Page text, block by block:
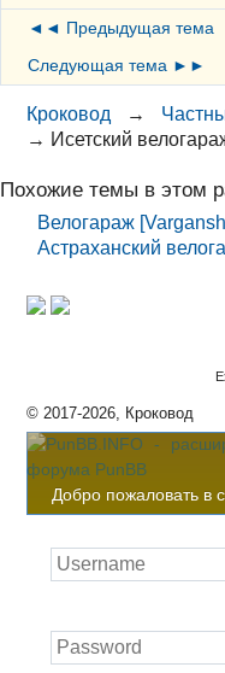
◄◄ Предыдущая тема
Следующая тема ►►
Кроковод →
→ Исетский
Похожие темы в этом
Велогараж
Астраханский
© 2017-2026, Кроковод
Добро пожаловать в